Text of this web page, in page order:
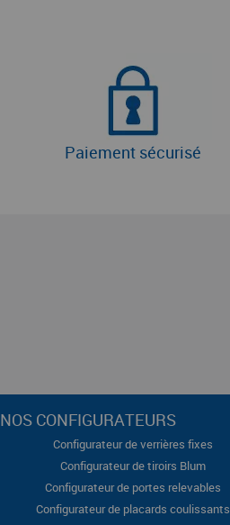
Paiement sécurisé
NOS CONFIGURATEURS
Configurateur de verrières fixes
Configurateur de tiroirs Blum
Configurateur de portes relevables
Configurateur de placards coulissants